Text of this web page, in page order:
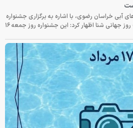
خراسان رضوی، با اشاره به برگزاری جشنواره